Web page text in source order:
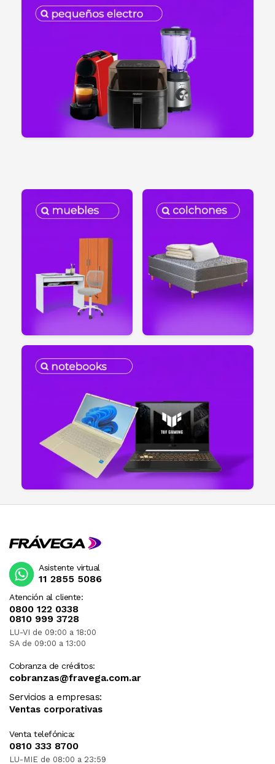
Atención al cliente:
0800 122 0338
0810 999 3728
LU-VI de 09:00 a 18:00
SA de 09:00 a 13:00
Cobranza de créditos:
cobranzas@fravega.com.ar
Servicios a empresas:
Ventas corporativas
Venta telefónica:
0810 333 8700
LU-MIE de 08:00 a 23:59
Asistente virtual
11 2855 5086